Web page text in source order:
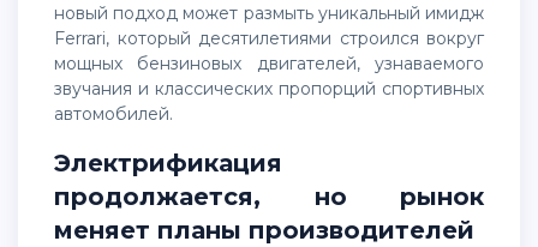
новый подход может размыть уникальный имидж
Ferrari, который десятилетиями строился вокруг
мощных бензиновых двигателей, узнаваемого
звучания и классических пропорций спортивных
автомобилей.
Электрификация
продолжается, но рынок
меняет планы производителей